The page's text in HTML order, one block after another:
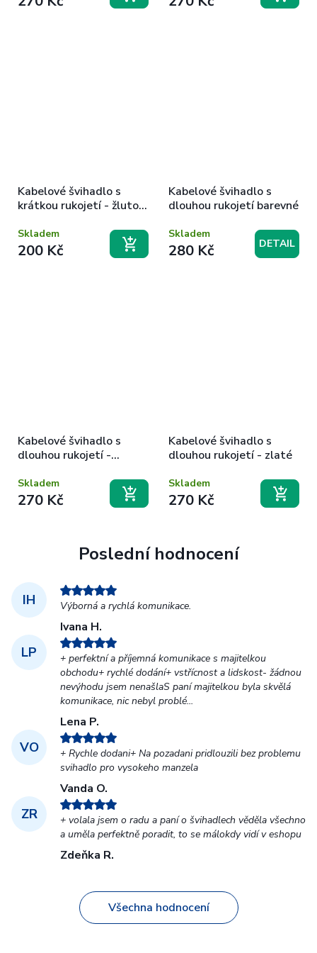
Kabelové švihadlo s
krátkou rukojetí - žluto
200 Kč
Skladem
Kabelové švihadlo s
dlouhou rukojetí barevné
280 Kč
Skladem
DETAIL
Kabelové švihadlo s
dlouhou rukojetí -
270 Kč
Skladem
Kabelové švihadlo s
dlouhou rukojetí - zlaté
270 Kč
Skladem
Poslední hodnocení
IH Výborná a rychlá komunikace.
Ivana H.
LP
+ perfektní a příjemná komunikace s majitelkou
obchodu+ rychlé dodání+ vstřícnost a lidskost- žádnou
nevýhodu jsem nenašlaS paní majitelkou byla skvělá
komunikace, nic nebyl problé...
Lena P.
VO
+ Rychle dodani+ Na pozadani pridlouzili bez problemu
svihadlo pro vysokeho manzela
Vanda O.
ZR
+ volala jsem o radu a paní o švihadlech věděla všechno
a uměla perfektně poradit, to se málokdy vidí v eshopu
Zdeňka R.
Všechna hodnocení